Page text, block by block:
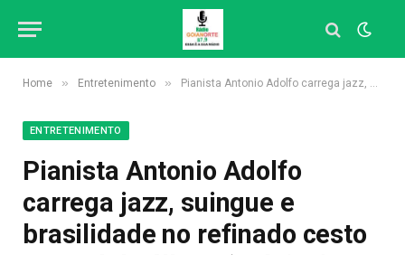
Home » Entretenimento » Pianista Antonio Adolfo carrega jazz, suingue e brasilidade no refinado cesto autoral do álbum ‘Balaios’
ENTRETENIMENTO
Pianista Antonio Adolfo
carrega jazz, suingue e
brasilidade no refinado cesto